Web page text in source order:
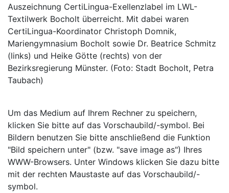
Auszeichnung CertiLingua-Exellenzlabel im LWL-
Textilwerk Bocholt überreicht. Mit dabei waren
CertiLingua-Koordinator Christoph Domnik,
Mariengymnasium Bocholt sowie Dr. Beatrice Schmitz
(links) und Heike Götte (rechts) von der
Bezirksregierung Münster. (Foto: Stadt Bocholt, Petra
Taubach)
Um das Medium auf Ihrem Rechner zu speichern,
klicken Sie bitte auf das Vorschaubild/-symbol. Bei
Bildern benutzen Sie bitte anschließend die Funktion
"Bild speichern unter" (bzw. "save image as") Ihres
WWW-Browsers. Unter Windows klicken Sie dazu bitte
mit der rechten Maustaste auf das Vorschaubild/-
symbol.